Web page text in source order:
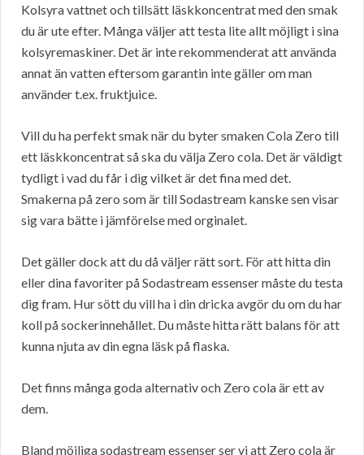
Kolsyra vattnet och tillsätt läskkoncentrat med den smak
du är ute efter. Många väljer att testa lite allt möjligt i sina
kolsyremaskiner. Det är inte rekommenderat att använda
annat än vatten eftersom garantin inte gäller om man
använder t.ex. fruktjuice.
Vill du ha perfekt smak när du byter smaken Cola Zero till
ett läskkoncentrat så ska du välja Zero cola. Det är väldigt
tydligt i vad du får i dig vilket är det fina med det.
Smakerna på zero som är till Sodastream kanske sen visar
sig vara bätte i jämförelse med orginalet.
Det gäller dock att du då väljer rätt sort. För att hitta din
eller dina favoriter på Sodastream essenser måste du testa
dig fram. Hur sött du vill ha i din dricka avgör du om du har
koll på sockerinnehållet. Du måste hitta rätt balans för att
kunna njuta av din egna läsk på flaska.
Det finns många goda alternativ och Zero cola är ett av
dem.
Bland möjliga sodastream essenser ser vi att Zero cola är